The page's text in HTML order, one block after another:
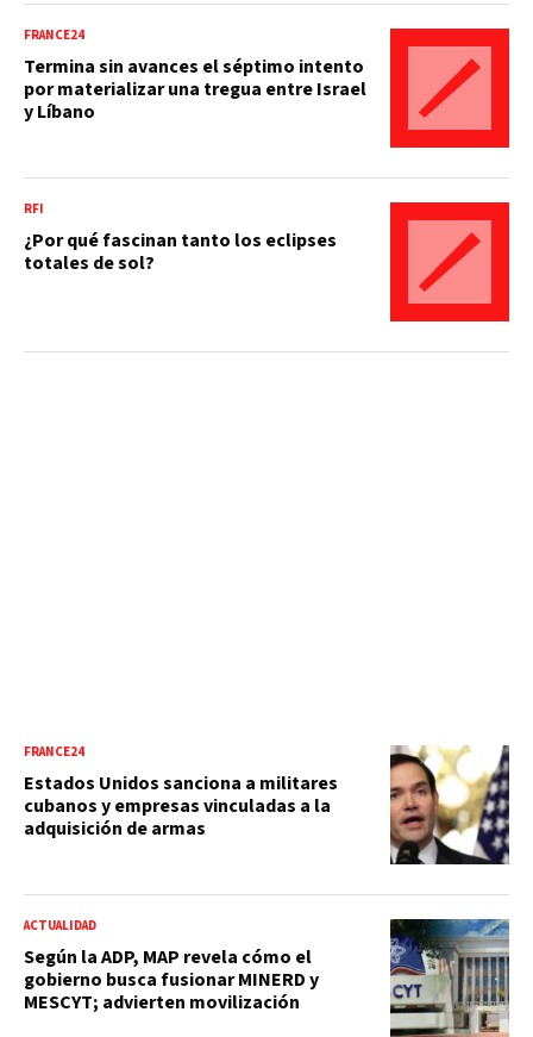
FRANCE24
Termina sin avances el séptimo intento
por materializar una tregua entre Israel
y Líbano
RFI
¿Por qué fascinan tanto los eclipses
totales de sol?
FRANCE24
Estados Unidos sanciona a militares
cubanos y empresas vinculadas a la
adquisición de armas
ACTUALIDAD
Según la ADP, MAP revela cómo el
gobierno busca fusionar MINERD y
MESCYT; advierten movilización